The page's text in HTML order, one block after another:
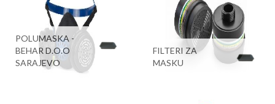
POLUMASKA -
BEHAR D.O.O
SARAJEVO
FILTERI ZA
MASKU